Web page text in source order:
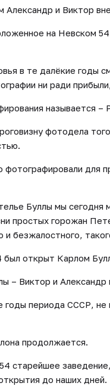
Александр и Виктор
на Невском
в те далёкие годы
ни ради
называется –
фотодела
фотографировали для
Буллы мы
простых горожан
и безжалостного,
открыт Карлом
– Виктор и
годы периода СССР,
продолжается.
старейшее
до наших дней.